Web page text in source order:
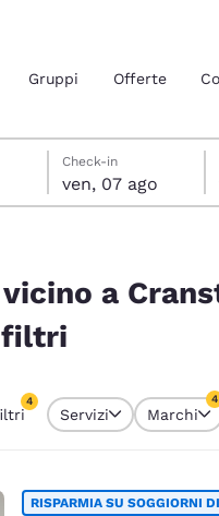
attuali
States
Latina
Gruppi Offerte
venerdì 7 agosto
Check-in
ven, 07 ago
venerdì 14 agosto
venerdì 14 agosto
venerdì 7 agosto data
a
filtri
4
attualmente selezionati
Servizi Marchi
4
RISPARMIA SU SOGGIORNI